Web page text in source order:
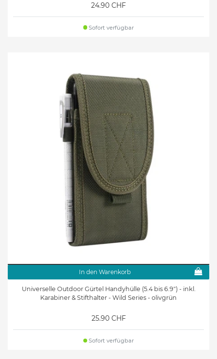
24.90 CHF
Sofort verfügbar
In den Warenkorb
Universelle Outdoor Gürtel Handyhülle (5.4 bis 6.9") - inkl.
Karabiner & Stifthalter - Wild Series - olivgrün
25.90 CHF
Sofort verfügbar